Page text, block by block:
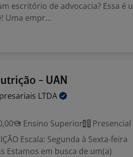
escritório de advocacia? Essa é
Uma empr...
- UAN
LTDA
Ensino Superior
Presencial
Escala: Segunda à Sexta-feira
Estamos em busca de um(a)